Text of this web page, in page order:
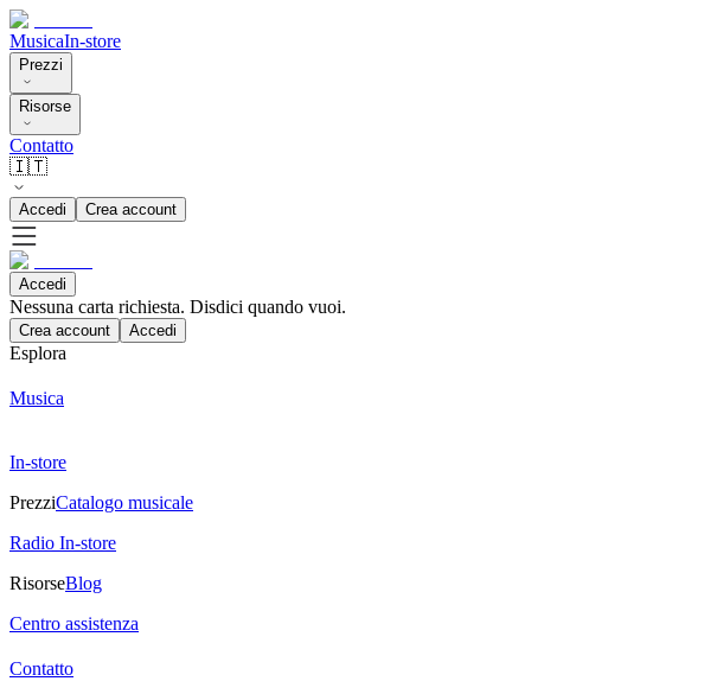
MusicaIn-store
Prezzi
Risorse
Contatto
🇮🇹
Accedi Crea account
Accedi
Nessuna carta richiesta. Disdici quando vuoi.
Crea account Accedi
Esplora
Musica
In-store
PrezziCatalogo musicale
Radio In-store
RisorseBlog
Centro assistenza
Contatto